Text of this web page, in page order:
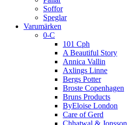
Soffor
Speglar
Varumärken
0-C
101 Cph
A Beautiful Story
Annica Vallin
Axlings Linne
Bergs Potter
Broste Copenhagen
Bruns Products
ByEloise London
Care of Gerd
Chhatwal & Jonsson